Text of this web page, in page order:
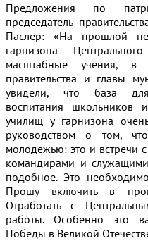
Предложения по
председатель
Паслер: «На прошлой
гарнизона
масштабные учения, в
правительства и главы
увидели, что база для
воспитания школьников
училищ у гарнизона
руководством о том,
молодежью: это и встречи
командирами и
подобное. Это
Прошу включить в
Отработать с
работы. Особенно это
Победы в Великой